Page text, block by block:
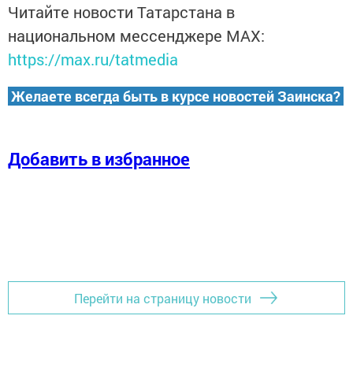
Читайте новости Татарстана в
национальном мессенджере MАХ:
https://max.ru/tatmedia
Желаете всегда быть в курсе новостей Заинска?
Добавить в избранное
Перейти на страницу новости